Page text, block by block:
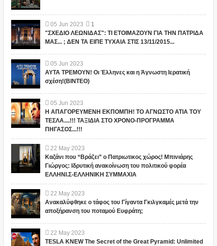
05 Jun 2023
1
"ΣΧΕΔΙΟ ΛΕΩΝΙΔΑΣ": ΤΙ ΕΤΟΙΜΑΖΟΥΝ ΓΙΑ ΤΗΝ ΠΑΤΡΙΔΑ
ΜΑΣ... ; ΔΕΝ ΤΑ ΕΙΠΕ ΤΥΧΑΙΑ ΣΤΙΣ 13/11/2015...
05 Jun 2023
ΑΥΤΑ ΤΡΕΜΟΥΝ! Οι Έλληνες και η Άγνωστη Ιερατική
σχέση!(ΒΙΝΤΕΟ)
05 Jun 2023
Η ΑΠΑΓΟΡΕΥΜΕΝΗ ΕΚΠΟΜΠΗ! ΤΟ ΑΓΝΩΣΤΟ ΑΤΙΑ ΤΟΥ
ΤΕΣΛΑ....!!! ΤΑΞΙΔΙΑ ΣΤΟ ΧΡΟΝΟ-ΠΡΟΓΡΑΜΜΑ
ΠΗΓΑΣΟΣ...!!!
22 May 2023
Καζάνι που “Βράζει” ο Πατριωτικος χώρος! Μπινιάρης
Γιώργος: Ιδρυτική ανακοίνωση του πολιτικού φορέα
ΕΛΛΗΝΙ.Σ-ΕΛΛΗΝΙΚΗ ΣΥΜΜΑΧΙΑ
22 May 2023
Ανακαλύφθηκε ο τάφος του Γίγαντα Γκιλγκαμές μετά την
αποξήρανση του ποταμού Ευφράτη;
22 May 2023
TESLA KNEW The Secret of the Great Pyramid: Unlimited